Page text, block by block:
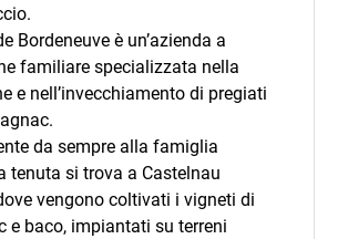
Bordeneuve è un’azienda a
familiare specializzata nella
e nell’invecchiamento di pregiati
da sempre alla famiglia
tenuta si trova a Castelnau
vengono coltivati i vigneti di
e baco, impiantati su terreni